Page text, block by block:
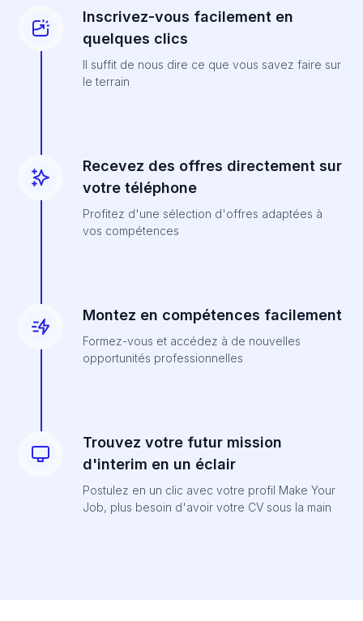
Inscrivez-vous facilement en
quelques clics
Il suffit de nous dire ce que vous savez faire sur
le terrain
Recevez des offres directement sur
votre téléphone
Profitez d'une sélection d'offres adaptées à
vos compétences
Montez en compétences facilement
Formez-vous et accédez à de nouvelles
opportunités professionnelles
Trouvez votre futur mission
d'interim en un éclair
Postulez en un clic avec votre profil Make Your
Job, plus besoin d'avoir votre CV sous la main